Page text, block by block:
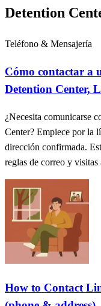
Detention
Teléfono & Mensajería
Cómo contactar a
Detention Center,
¿Necesita comunicarse
Center? Empiece por la
dirección confirmada.
reglas de correo y
How to Contact